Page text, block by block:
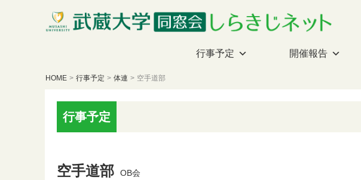
行事予定 開催報告
HOME > 行事予定 > 体連 > 空手道部
行事予定
空手道部 OB会